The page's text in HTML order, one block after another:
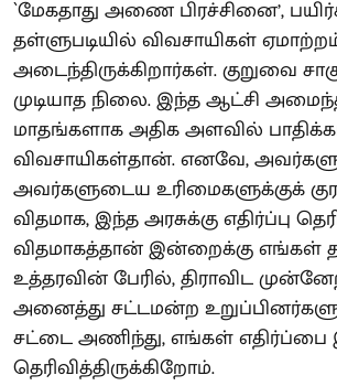
`மேகதாது அணை பிரச்சினை’,
தள்ளுபடியில் விவசாயிகள்
அடைந்திருக்கிறார்கள். குறுவை
முடியாத நிலை. இந்த ஆட்சி
மாதங்களாக அதிக அளவில்
விவசாயிகள்தான். எனவே,
அவர்களுடைய உரிமைகளுக்குக்
விதமாக, இந்த அரசுக்கு எதிர்ப்பு
விதமாகத்தான் இன்றைக்கு எங்கள்
உத்தரவின் பேரில், திராவிட
அனைத்து சட்டமன்ற
சட்டை அணிந்து, எங்கள் எதிர்ப்பை
தெரிவித்திருக்கிறோம்.